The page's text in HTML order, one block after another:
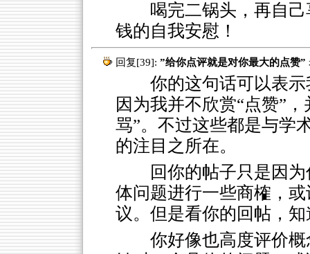
喝完二锅头，再自
钱的自我安慰！
回复[39]: ”给你点评就是对你最大的点赞”
你的这句话可以表示
因为我并不欣赏“点赞”
骂”。不过这些都是与学
的注目之所在。
回你的帖子只是因
体问题进行一些商榷，
议。但是看你的回帖，
你好像也高度评价